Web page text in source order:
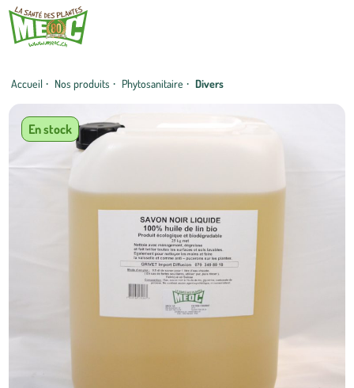
Accueil · Nos produits · Phytosanitaire · Divers
En stock